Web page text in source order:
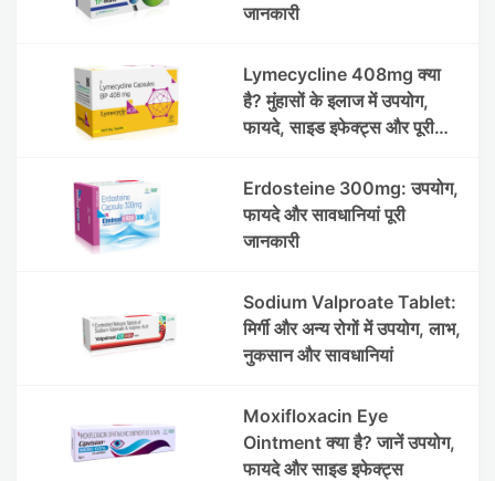
जानकारी
Lymecycline 408mg क्या
है? मुंहासों के इलाज में उपयोग,
फायदे, साइड इफेक्ट्स और पूरी
Erdosteine 300mg: उपयोग,
फायदे और सावधानियां पूरी
जानकारी
Sodium Valproate Tablet:
मिर्गी और अन्य रोगों में उपयोग, लाभ,
नुकसान और सावधानियां
Moxifloxacin Eye
Ointment क्या है? जानें उपयोग,
फायदे और साइड इफेक्ट्स